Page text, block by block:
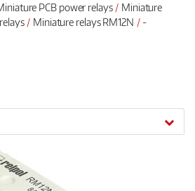
PCB power relays
Miniature
Miniature relays RM12N -